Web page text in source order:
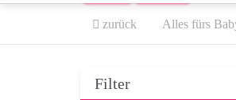
zurück Alles fürs
Filter